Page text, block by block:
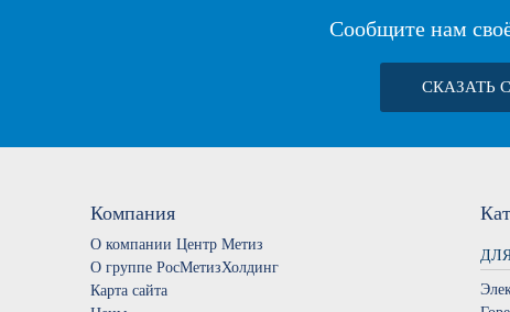
Сообщите нам
СКАЗАТЬ
Компания
О компании Центр Метиз
О группе РосМетизХолдинг
Карта сайта